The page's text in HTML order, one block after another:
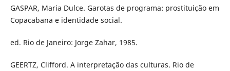
GASPAR, Maria Dulce. Garotas de programa: prostituição em
Copacabana e identidade social.
ed. Rio de Janeiro: Jorge Zahar, 1985.
GEERTZ, Clifford. A interpretação das culturas. Rio de